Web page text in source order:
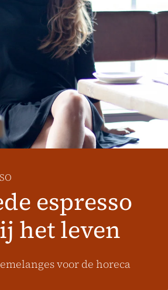
espresso
het leven
voor de horeca
markten